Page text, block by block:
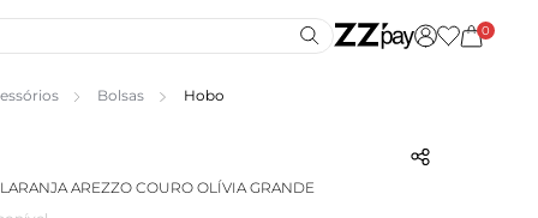
0
Bolsas Hobo
AREZZO COURO OLÍVIA GRANDE